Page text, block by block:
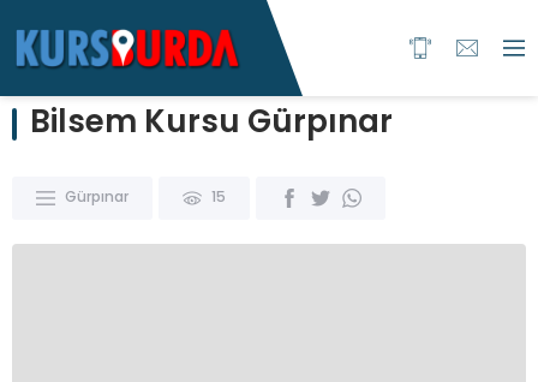
Bilsem Kursu Gürpınar
Gürpınar 15